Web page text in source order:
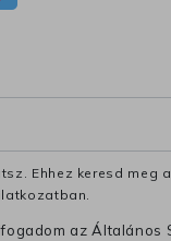
Ehhez keresd meg
az Általános